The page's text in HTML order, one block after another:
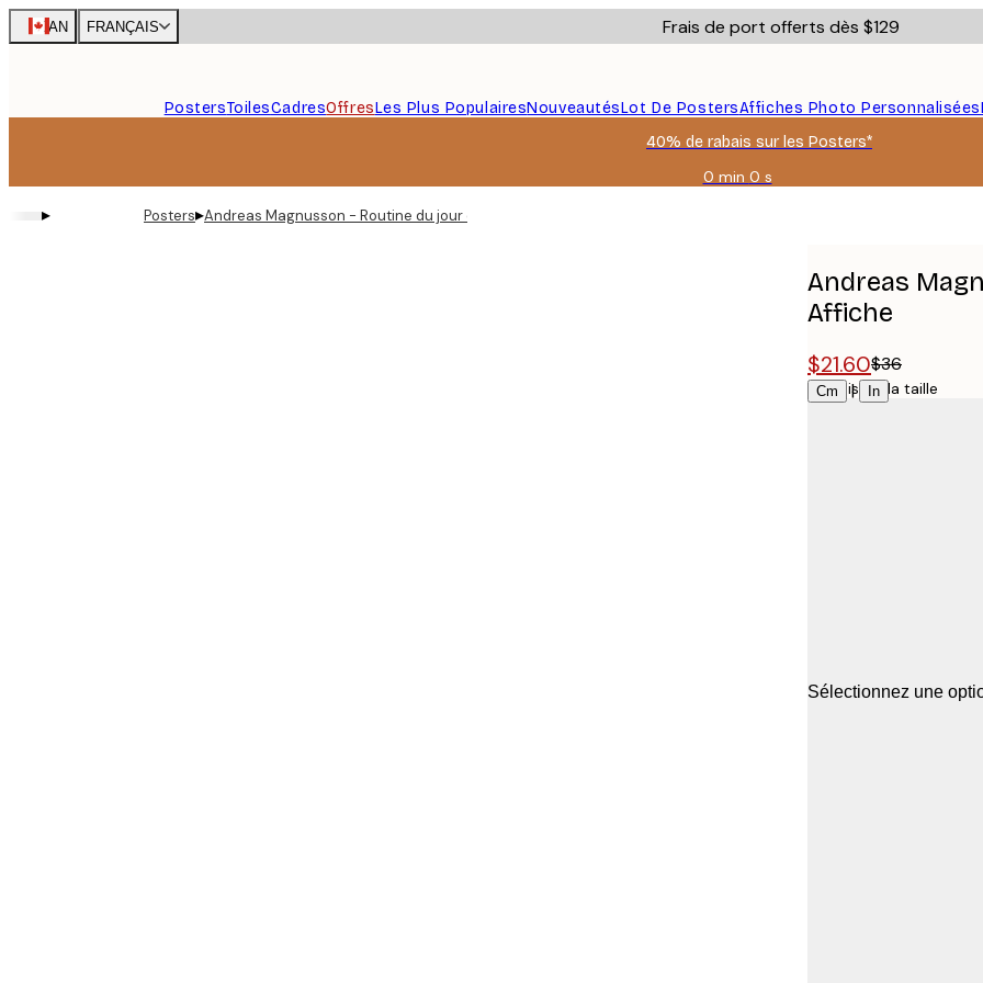
Skip
to
CAN FRANÇAIS Frais de port offerts dès $129
PostersToilesCadresOffresLes Plus PopulairesNouveautésLot De PostersAffiches Photo Personnalisées
40% de rabais sur les Posters*
0 min 0 s
Valable
▸ Posters▸Andreas Magnusson - Routine du jour de lessive Affiche
Andreas
Affiche
$21.60$36
Cm | In
Choisissez la taille
Sélectionnez une